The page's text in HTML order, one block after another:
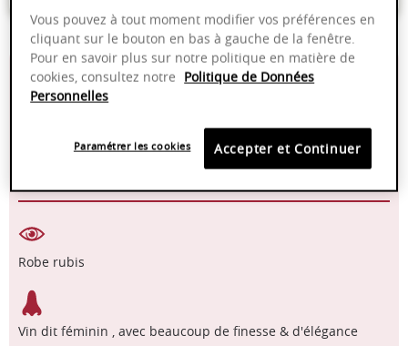
13,50%
15 mois en fûts
Manuelle
Pinot Noir
Robe rubis
Vin dit féminin , avec beaucoup de finesse & d'élégance
Vous pouvez à tout moment modifier vos préférences en
cliquant sur le bouton en bas à gauche de la fenêtre.
Pour en savoir plus sur notre politique en matière de
cookies, consultez notre Politique de Données
Personnelles
Accepter et Continuer
Paramétrer les cookies